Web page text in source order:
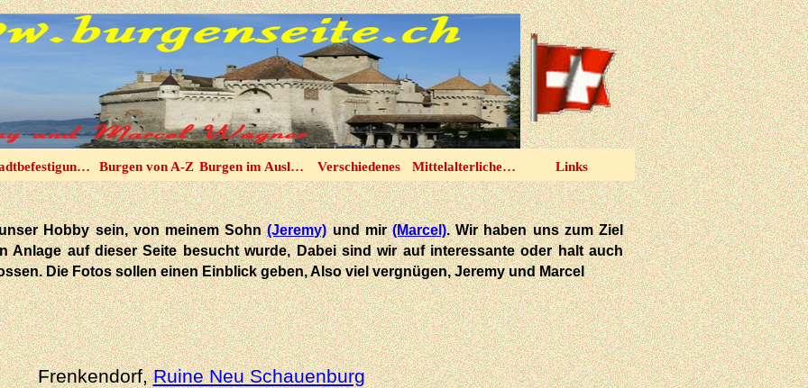
Burgen von A-Z Burgen im Ausland Verschiedenes Mittelalterliches Spektakel Links
Hobby sein, von meinem Sohn(Jeremy)und mir(Marcel). Wir haben uns zum Ziel
Anlage auf dieser Seite besucht wurde, Dabei sind wir auf interessante oder halt auch
Die Fotos sollen einen Einblick geben, Also viel vergnügen, Jeremy und Marcel
Frenkendorf,Ruine Neu Schauenburg